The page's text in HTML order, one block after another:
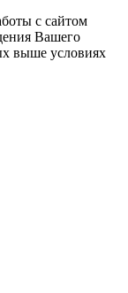
с сайтом
Вашего
выше условиях